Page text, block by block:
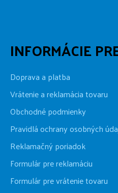
INFORMÁCIE
Doprava a platba
Vrátenie a reklamácia tovaru
Obchodné podmienky
Pravidlá ochrany osobných
Reklamačný poriadok
Formulár pre reklamáciu
Formulár pre vrátenie tovaru